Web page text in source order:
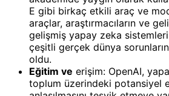
E gibi birkaç etkili araç ve
araçlar, araştırmacıların ve
gelişmiş yapay zeka
çeşitli gerçek dünya
oldu.
Eğitim ve erişim: OpenAI,
toplum üzerindeki potansiyel